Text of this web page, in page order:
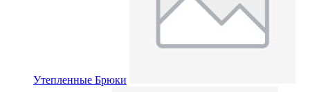
Утепленные Брюки